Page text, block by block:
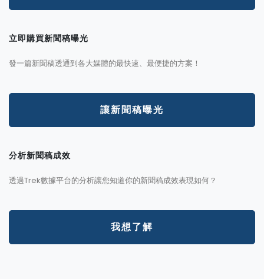
立即購買新聞稿曝光
發一篇新聞稿透通到各大媒體的最快速、最便捷的方案！
讓新聞稿曝光
分析新聞稿成效
透過Trek數據平台的分析讓您知道你的新聞稿成效表現如何？
我想了解